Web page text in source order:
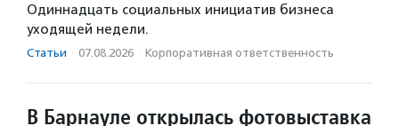
Одиннадцать социальных инициатив бизнеса
уходящей недели.
Статьи · 07.08.2026 · Корпоративная ответственность
В Барнауле открылась фотовыставка